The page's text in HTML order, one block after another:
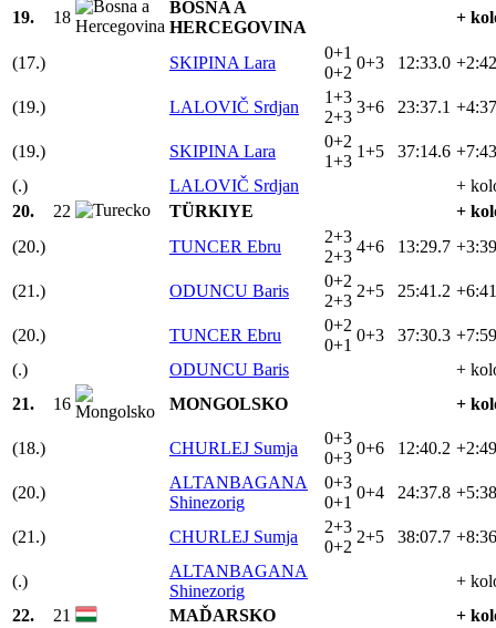
19. 18
BOSNA A
HERCEGOVINA
+
(17.) SKIPINA Lara
0+1
0+2
0+3 12:33.0
(19.) LALOVIČ Srdjan
1+3
2+3
3+6 23:37.1
(19.) SKIPINA Lara
0+2
1+3
1+5 37:14.6
(.)
LALOVIČ Srdjan
+
20.
22 TÜRKIYE
+
(20.)
TUNCER Ebru
2+3
2+3
4+6 13:29.7
(21.) ODUNCU Baris
0+2
2+3
2+5 25:41.2
(20.) TUNCER Ebru
0+2
0+1
0+3 37:30.3
(.)
ODUNCU Baris
+
21.
16 MONGOLSKO +
(18.) CHURLEJ Sumja
0+3
0+3
0+6 12:40.2
(20.)
ALTANBAGANA
Shinezorig
0+3
0+1
0+4 24:37.8
(21.) CHURLEJ Sumja
2+3
0+2
2+5 38:07.7
(.)
ALTANBAGANA
Shinezorig
+
22.
21 MAĎARSKO
+